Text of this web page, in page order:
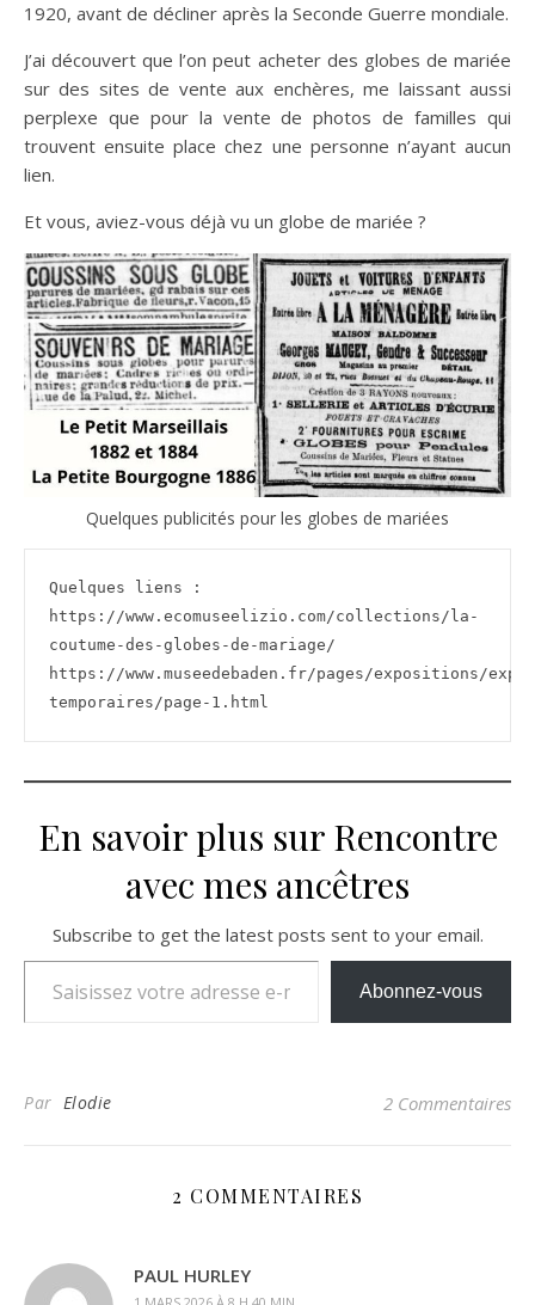
1920, avant de décliner après la Seconde Guerre mondiale.
J’ai découvert que l’on peut acheter des globes de mariée
sur des sites de vente aux enchères, me laissant aussi
perplexe que pour la vente de photos de familles qui
trouvent ensuite place chez une personne n’ayant aucun
lien.
Et vous, aviez-vous déjà vu un globe de mariée ?
Quelques publicités pour les globes de mariées
Quelques liens :
https://www.ecomuseelizio.com/collections/la-
coutume-des-globes-de-mariage/
https://www.museedebaden.fr/pages/expositions/
temporaires/page-1.html
En savoir plus sur Rencontre
avec mes ancêtres
Subscribe to get the latest posts sent to your email.
Saisissez votre adresse e-mail…
Abonnez-vous
Par Elodie 2 Commentaires
2 COMMENTAIRES
PAUL HURLEY